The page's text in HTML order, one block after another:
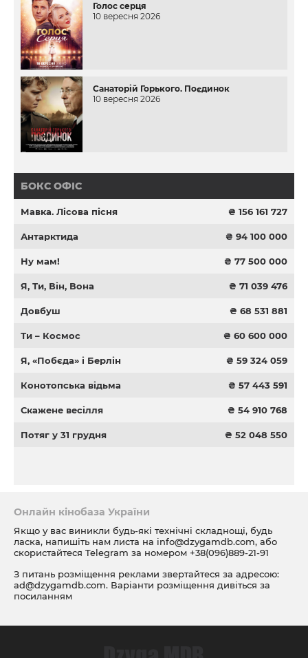
Голос серця
10 вересня 2026
Санаторій Горького. Поєдинок
10 вересня 2026
БОКС ОФІС
Мавка. Лісова пісня ₴ 156 161 727
Антарктида ₴ 94 100 000
Ну мам! ₴ 77 500 000
Я, Ти, Він, Вона ₴ 71 039 476
Довбуш ₴ 68 531 881
Ти – Космос ₴ 60 600 000
Я, «Побєда» і Берлін ₴ 59 324 059
Конотопська відьма ₴ 57 443 591
Скажене весілля ₴ 54 910 768
Потяг у 31 грудня ₴ 52 048 550
Онлайн кінобаза України
Якщо у вас виникли будь-які технічні складнощі, будь
ласка, напишіть нам листа на info@dzygamdb.com, або
скористайтеся Telegram за номером +38(096)889-21-91
З питань розміщення реклами звертайтеся за адресою:
ad@dzygamdb.com. Варіанти розміщення дивіться за
посиланням